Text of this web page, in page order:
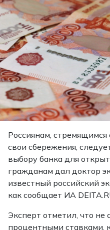
Россиянам,
свои сбережения,
выбору банка для
гражданам дал доктор
известный российский
как сообщает ИА
Эксперт отметил, что не
процентными ставками,